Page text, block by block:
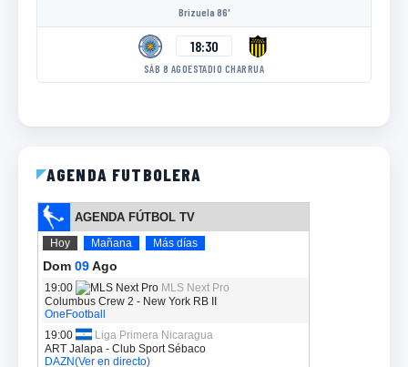
Brizuela 86'
18:30
SÁB 8 AGOESTADIO CHARRUA
AGENDA FUTBOLERA